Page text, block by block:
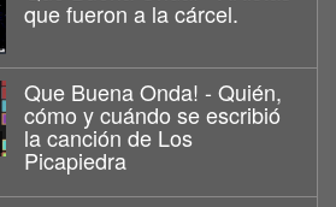
que fueron a la cárcel.
Que Buena Onda! - Quién,
cómo y cuándo se escribió
la canción de Los
Picapiedra